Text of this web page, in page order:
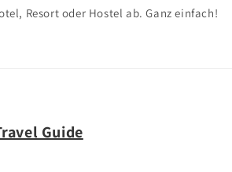
Resort oder Hostel ab. Ganz einfach!
Guide